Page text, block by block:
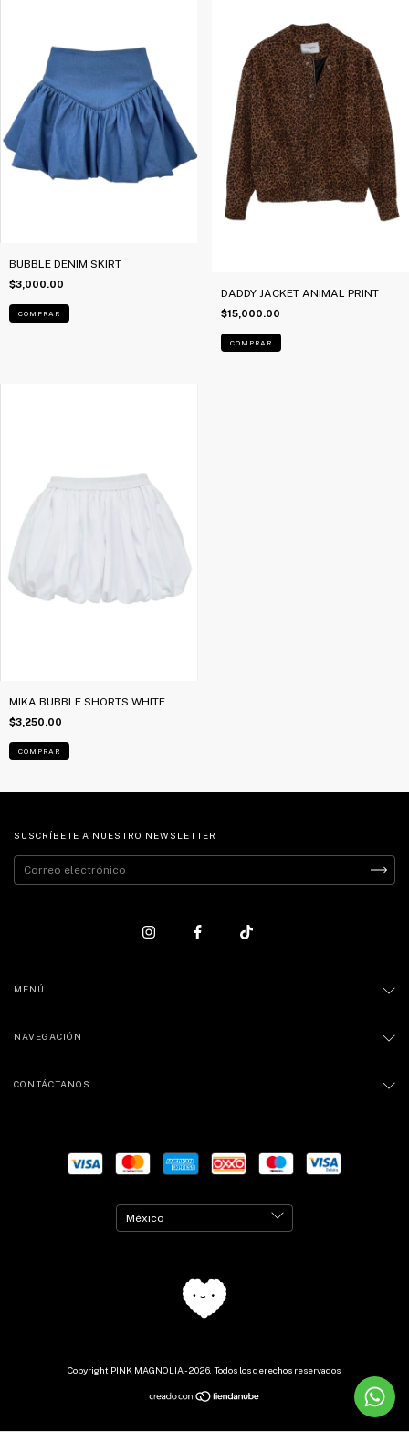
BUBBLE DENIM SKIRT
$3,000.00
COMPRAR
DADDY JACKET ANIMAL PRINT
$15,000.00
COMPRAR
MIKA BUBBLE SHORTS WHITE
$3,250.00
COMPRAR
SUSCRÍBETE A NUESTRO NEWSLETTER
MENÚ
NAVEGACIÓN
CONTÁCTANOS
Copyright PINK MAGNOLIA - 2026. Todos los derechos reservados.